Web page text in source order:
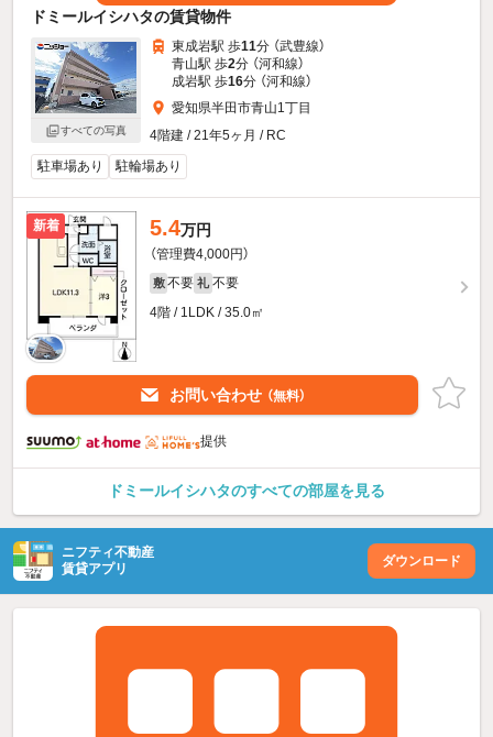
ドミールイシハタの賃貸物件
すべての写真
東成岩駅 歩11分 （武豊線）
青山駅 歩2分 （河和線）
成岩駅 歩16分 （河和線）
愛知県半田市青山1丁目
4階建 / 21年5ヶ月 / RC
駐車場あり
駐輪場あり
新着 5.4万円
（管理費4,000円）
敷 不要 礼 不要
4階 / 1LDK / 35.0㎡
お問い合わせ （無料）
提供
ドミールイシハタのすべての部屋を見る
ニフティ不動産
賃貸アプリ
ダウンロード